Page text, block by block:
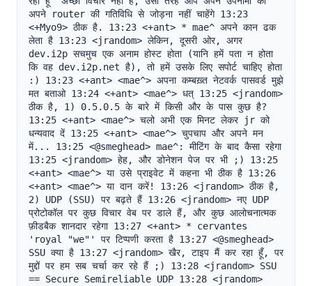
अपने router की गतिविधि से जोड़ना नहीं चाहेंगे 13:23
<+Myo9> ठीक है. 13:23 <+ant> * mae^ अपने कान ढक
लेता है 13:23 <jrandom> लेकिन, दूसरी ओर, अगर
dev.i2p सचमुच एक अनाम होस्ट होता (यानि हमें पता न होता
कि वह dev.i2p.net है), तो हमें उसके लिए सपोर्ट चाहिए होता
:) 13:23 <+ant> <mae^> अपना कम्बख़्त नेटवर्क पासवर्ड मुझे
मत बताओ 13:24 <+ant> <mae^> धत् 13:25 <jrandom>
ठीक है, 1) 0.5.0.5 के बारे में किसी और के पास कुछ है?
13:25 <+ant> <mae^> चलो अभी एक मिनट लेकर jr को
धन्यवाद दें 13:25 <+ant> <mae^> चुपचाप और अपने मन
में... 13:25 <@smeghead> mae^: मीटिंग के बाद कैसा रहेगा
13:25 <jrandom> हेह, और डोनेशन पेज पर भी ;) 13:25
<+ant> <mae^> या उसे प्राइवेट में कहना भी ठीक है 13:26
<+ant> <mae^> या दान करें! 13:26 <jrandom> ठीक है,
2) UDP (SSU) पर बढ़ते हैं 13:26 <jrandom> नए UDP
प्रोटोकॉल पर कुछ विचार वेब पर डाले हैं, और कुछ आलोचनात्मक
फ़ीडबैक शानदार रहेगा 13:27 <+ant> * cervantes
'royal "we"' पर टिप्पणी करता है 13:27 <@smeghead>
SSU क्या है 13:27 <jrandom> खैर, टाइप मैं कर रहा हूँ, पर
मुद्दों पर हम सब चर्चा कर रहे हैं ;) 13:28 <jrandom> SSU
== Secure Semireliable UDP 13:28 <jrandom>